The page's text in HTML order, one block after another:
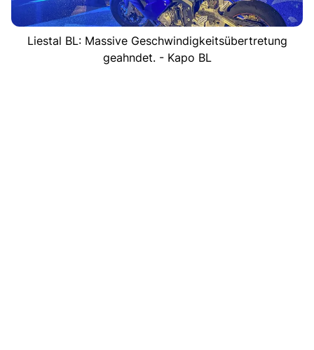
Liestal BL: Massive Geschwindigkeitsübertretung
geahndet. - Kapo BL